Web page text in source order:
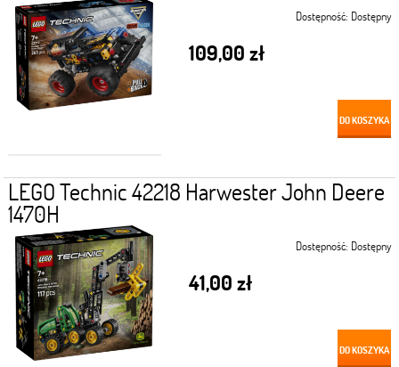
Dostępność: Dostępny
109,00 zł
DO KOSZYKA
LEGO Technic 42218 Harwester John Deere
1470H
Dostępność: Dostępny
41,00 zł
DO KOSZYKA